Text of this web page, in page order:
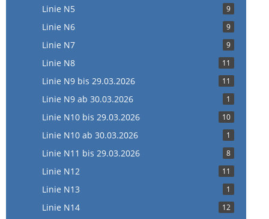
Linie N5 9
Linie N6 9
Linie N7 9
Linie N8 11
Linie N9 bis 29.03.2026 11
Linie N9 ab 30.03.2026 1
Linie N10 bis 29.03.2026 10
Linie N10 ab 30.03.2026 1
Linie N11 bis 29.03.2026 8
Linie N12 11
Linie N13 1
Linie N14 12